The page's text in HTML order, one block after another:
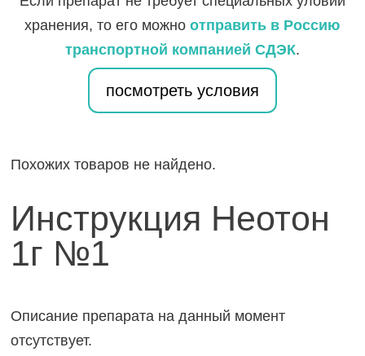
хранения, то его можноотправить в Россию
транспортной компанией СДЭК.
посмотреть условия
Похожих товаров не найдено.
Инструкция Неотон
1г №1
Описание препарата на данный момент
отсутствует.